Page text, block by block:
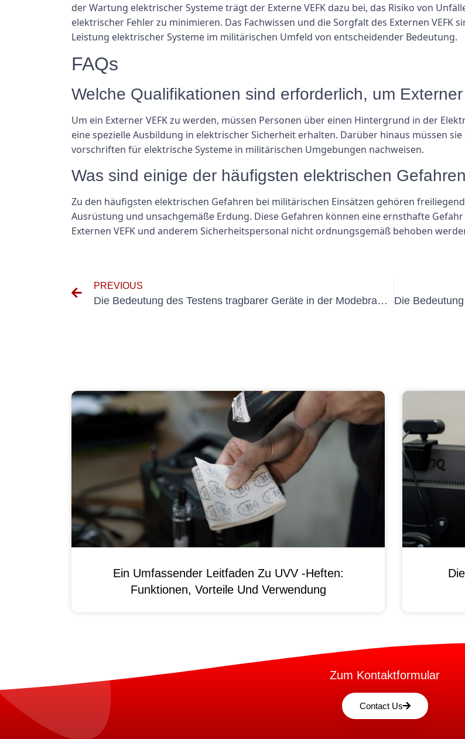
der Wartung elektrischer Systeme trägt der Externe VEFK dazu bei, das Risiko von
elektrischer Fehler zu minimieren. Das Fachwissen und die Sorgfalt des Externen
Leistung elektrischer Systeme im militärischen Umfeld von entscheidender Bedeutung.
FAQs
Welche Qualifikationen sind erforderlich, um
Um ein Externer VEFK zu werden, müssen Personen über einen Hintergrund in der
eine spezielle Ausbildung in elektrischer Sicherheit erhalten. Darüber hinaus müssen
vorschriften für elektrische Systeme in militärischen Umgebungen nachweisen.
Was sind einige der häufigsten elektrischen
Zu den häufigsten elektrischen Gefahren bei militärischen Einsätzen gehören
Ausrüstung und unsachgemäße Erdung. Diese Gefahren können eine ernsthafte
Externen VEFK und anderem Sicherheitspersonal nicht ordnungsgemäß behoben
PREVIOUS
Die Bedeutung des Testens tragbarer Geräte in der Modebranche
Ein Umfassender Leitfaden Zu UVV -Heften:
Funktionen, Vorteile Und Verwendung
Zum Kontaktformular
Contact Us